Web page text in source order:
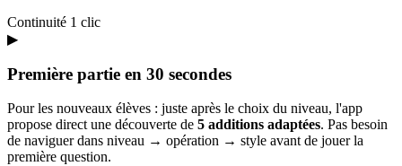
Continuité 1 clic
▶
Première partie en 30 secondes
Pour les nouveaux élèves : juste après le choix du niveau, l'app
propose direct une découverte de 5 additions adaptées. Pas besoin
de naviguer dans niveau → opération → style avant de jouer la
première question.